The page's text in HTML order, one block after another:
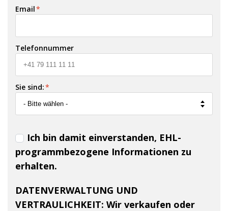
Email*
Telefonnummer
Sie sind:*
Ich bin damit einverstanden, EHL-
programmbezogene Informationen zu
erhalten.
DATENVERWALTUNG UND
VERTRAULICHKEIT: Wir verkaufen oder